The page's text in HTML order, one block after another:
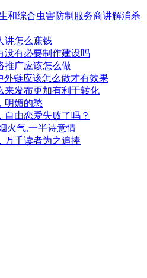
和综合虫害防制服务商讲解消杀
讲怎么赚钱
没有必要制作建设吗
推广应该怎么做
外链应该怎么做才有效果
来发布更加有利于转化
明媚的愁
由恋爱失败了吗？
火气,一半诗意情
万千读者为之追捧